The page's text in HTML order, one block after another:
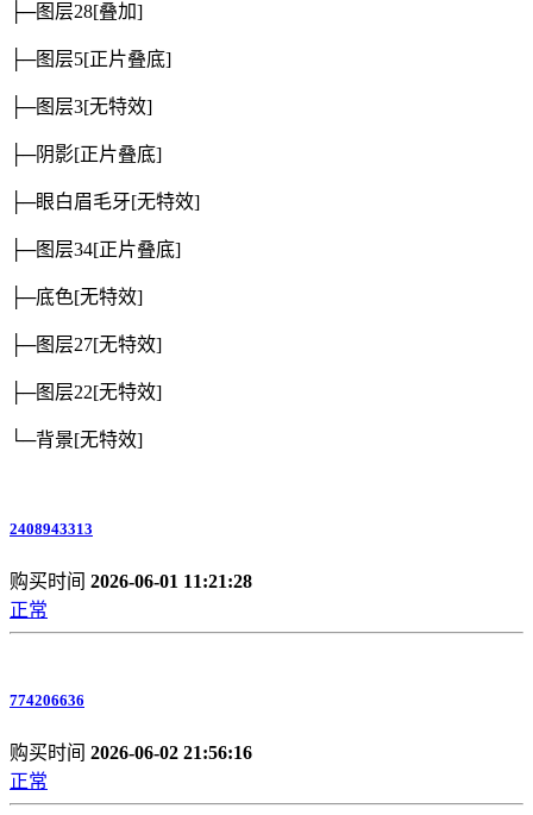
├─图层28[叠加]
├─图层5[正片叠底]
├─图层3[无特效]
├─阴影[正片叠底]
├─眼白眉毛牙[无特效]
├─图层34[正片叠底]
├─底色[无特效]
├─图层27[无特效]
├─图层22[无特效]
└─背景[无特效]
2408943313
购买时间 2026-06-01 11:21:28
正常
774206636
购买时间 2026-06-02 21:56:16
正常